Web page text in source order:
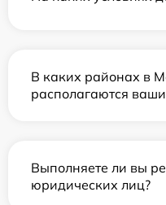
В каких районах в
располагаются
Выполняете ли вы
юридических лиц?